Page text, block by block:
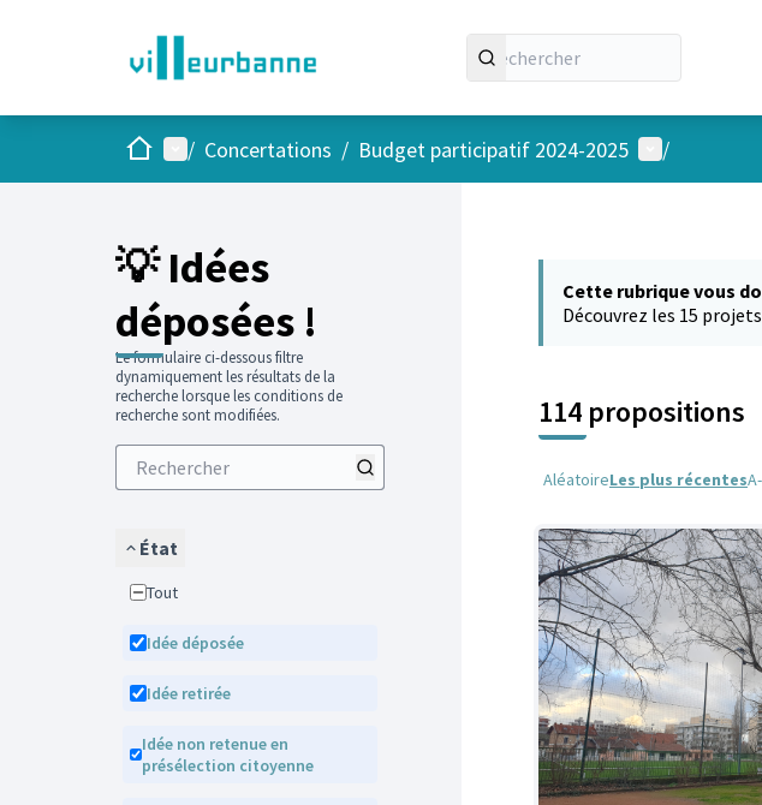
AccueilMenu principal
/ Concertations / Budget participatif 2024-2025 Menu
/
💡 Idées
déposées !
Le formulaire ci-dessous filtre
dynamiquement les résultats de la
recherche lorsque les conditions de
recherche sont modifiées.
État
Tout
Idée déposée
Idée retirée
Idée non retenue en
présélection citoyenne
Cette rubrique vous
Découvrez les 15
114 propositions
AléatoireLes plus récentes